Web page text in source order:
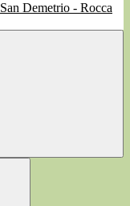
San Demetrio - Rocca